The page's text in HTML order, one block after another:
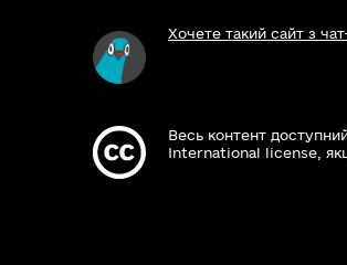
Хочете такий сайт з
Весь контент
International license,